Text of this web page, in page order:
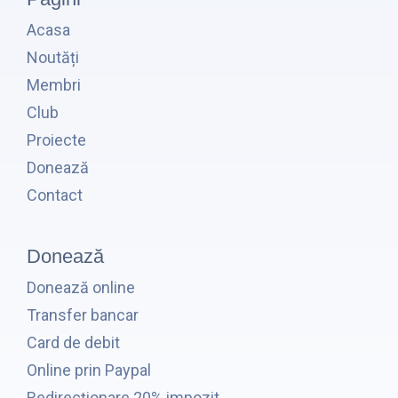
Acasa
Noutăți
Membri
Club
Proiecte
Donează
Contact
Donează
Donează online
Transfer bancar
Card de debit
Online prin Paypal